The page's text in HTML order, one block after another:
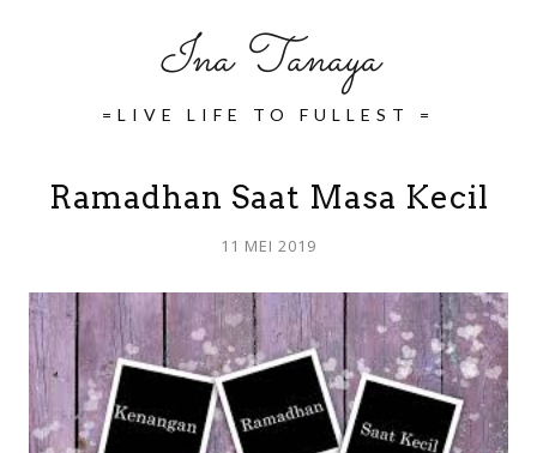
Ina Tanaya
=LIVE LIFE TO FULLEST =
Ramadhan Saat Masa Kecil
11 MEI 2019